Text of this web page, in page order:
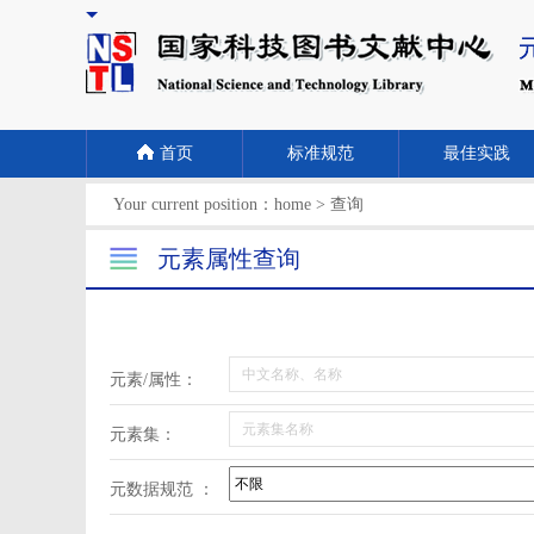
首页 标准规范 最佳实践
Your current position： home > 查询
元素属性查询
元素/属性：
元素集：
元数据规范 ：